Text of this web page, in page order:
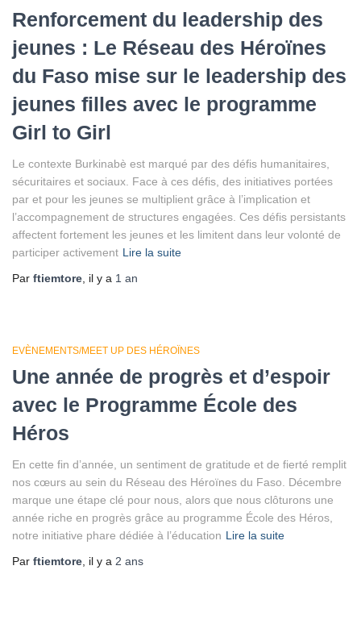
Renforcement du leadership des
jeunes : Le Réseau des Héroïnes
du Faso mise sur le leadership des
jeunes filles avec le programme
Girl to Girl
Le contexte Burkinabè est marqué par des défis humanitaires,
sécuritaires et sociaux. Face à ces défis, des initiatives portées
par et pour les jeunes se multiplient grâce à l’implication et
l’accompagnement de structures engagées. Ces défis persistants
affectent fortement les jeunes et les limitent dans leur volonté de
participer activement Lire la suite
Par ftiemtore , il y a 1 an
EVÈNEMENTS/MEET UP DES HÉROÏNES
Une année de progrès et d’espoir
avec le Programme École des
Héros
En cette fin d’année, un sentiment de gratitude et de fierté remplit
nos cœurs au sein du Réseau des Héroïnes du Faso. Décembre
marque une étape clé pour nous, alors que nous clôturons une
année riche en progrès grâce au programme École des Héros,
notre initiative phare dédiée à l’éducation Lire la suite
Par ftiemtore , il y a 2 ans